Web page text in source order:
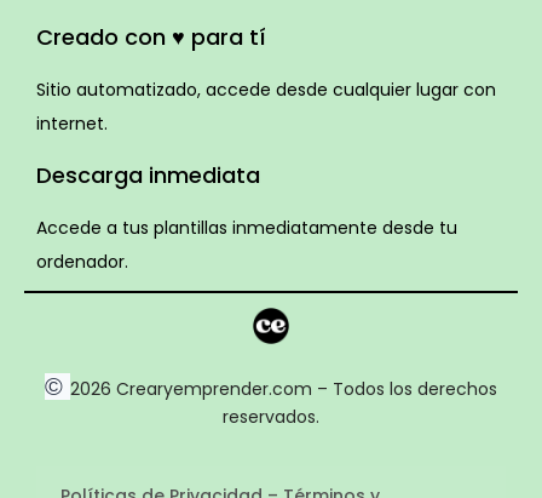
Creado con ♥ para tí
Sitio automatizado, accede desde cualquier lugar con
internet.
Descarga inmediata
Accede a tus plantillas inmediatamente desde tu
ordenador.
© 2026 Crearyemprender.com – Todos los derechos
reservados.